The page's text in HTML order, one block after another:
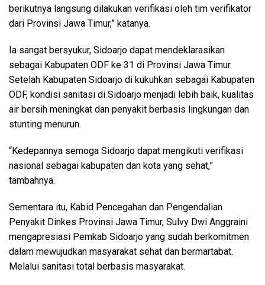
berikutnya langsung dilakukan verifikasi oleh tim verifikator
dari Provinsi Jawa Timur,” katanya.
Ia sangat bersyukur, Sidoarjo dapat mendeklarasikan
sebagai Kabupaten ODF ke 31 di Provinsi Jawa Timur.
Setelah Kabupaten Sidoarjo di kukuhkan sebagai Kabupaten
ODF, kondisi sanitasi di Sidoarjo menjadi lebih baik, kualitas
air bersih meningkat dan penyakit berbasis lingkungan dan
stunting menurun.
“Kedepannya semoga Sidoarjo dapat mengikuti verifikasi
nasional sebagai kabupaten dan kota yang sehat,”
tambahnya.
Sementara itu, Kabid Pencegahan dan Pengendalian
Penyakit Dinkes Provinsi Jawa Timur, Sulvy Dwi Anggraini
mengapresiasi Pemkab Sidoarjo yang sudah berkomitmen
dalam mewujudkan masyarakat sehat dan bermartabat.
Melalui sanitasi total berbasis masyarakat.